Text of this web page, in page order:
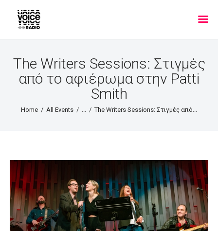
The Writers Sessions: Στιγμές
από το αφιέρωμα στην Patti
Smith
Home All Events The Writers Sessions: Στιγμές από...